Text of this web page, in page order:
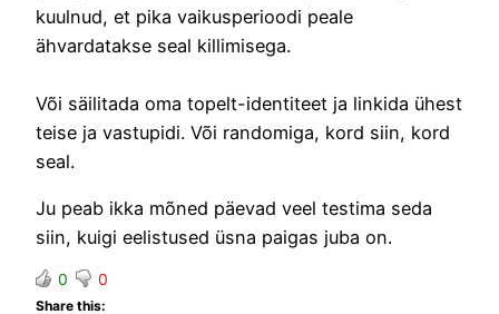
kuulnud, et pika vaikusperioodi peale
ähvardatakse seal killimisega.
Või säilitada oma topelt-identiteet ja linkida ühest
teise ja vastupidi. Või randomiga, kord siin, kord
seal.
Ju peab ikka mõned päevad veel testima seda
siin, kuigi eelistused üsna paigas juba on.
0 0
Share this: